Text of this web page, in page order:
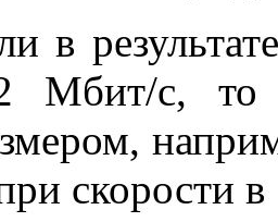
в
Мбит/с, то
скорости